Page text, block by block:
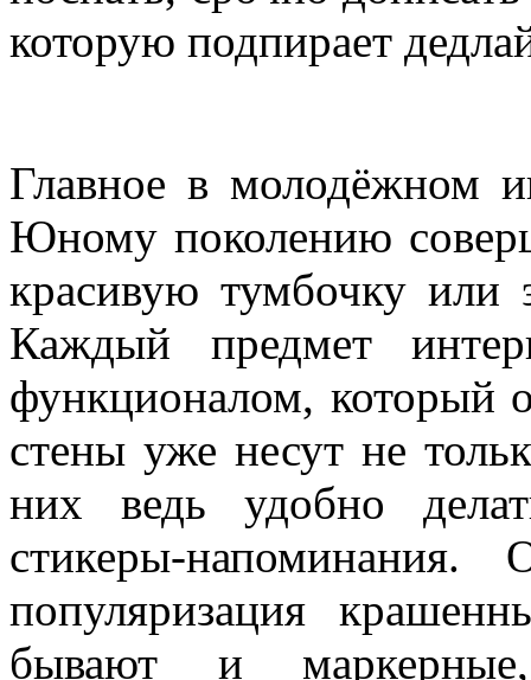
которую подпирает
Главное в молодёжном
Юному поколению
красивую тумбочку или
Каждый предмет
функционалом, который
стены уже несут не
них ведь удобно
стикеры-
популяризация
бывают и